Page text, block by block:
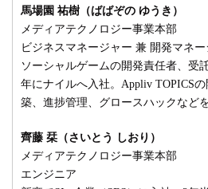
馬場園 祐樹（ばばぞの ゆうき）
メディアテクノロジー事業本部
ビジネスマネージャー 兼 開発マネー
ソーシャルゲームの開発責任者、受
年にナイルへ入社。Appliv TOPICS
築、進捗管理、グロースハックなど
齊藤 栞（さいとう しおり）
メディアテクノロジー事業本部
エンジニア